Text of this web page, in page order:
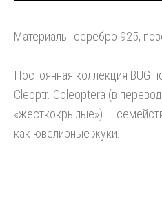
Материалы: серебро 925,
Постоянная коллекция BUG
Cleoptr. Coleoptera (в
«жесткокрылые») —
как ювелирные жуки.